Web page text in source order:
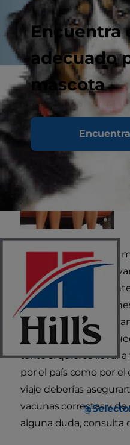
Encuentra
adecuado
mascota
Actualmente existen
oportunidades de
de vacaciones que
encontrar
alojamientos donde
serán bienvenidos.
tanto si quieres llevar
por el país como por el
viaje deberías
vacunas correctas y
alguna duda, consulta